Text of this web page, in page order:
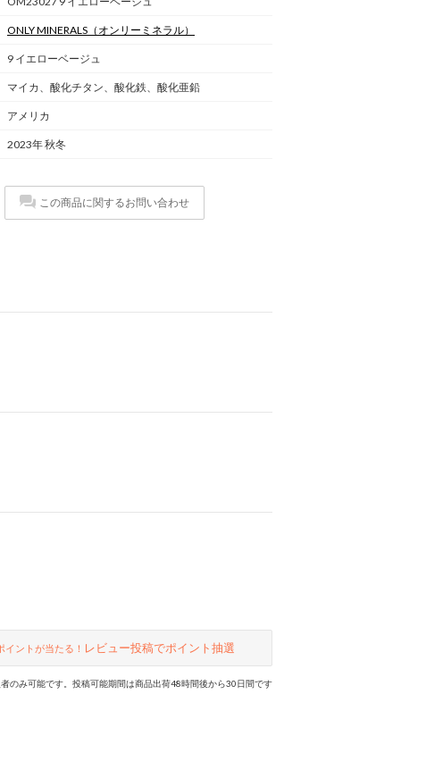
ONLY MINERALS （オンリーミネラル）
9 イエローベージュ
マイカ、酸化チタン、酸化鉄、酸化亜鉛
アメリカ
2023年 秋冬
この商品に関するお問い合わせ
イントが当たる！ レビュー投稿でポイント抽選
のみ可能です。投稿可能期間は商品出荷48時間後から30日間です